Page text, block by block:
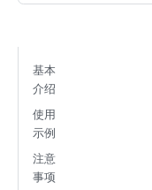
基本
介绍
使用
示例
注意
事项